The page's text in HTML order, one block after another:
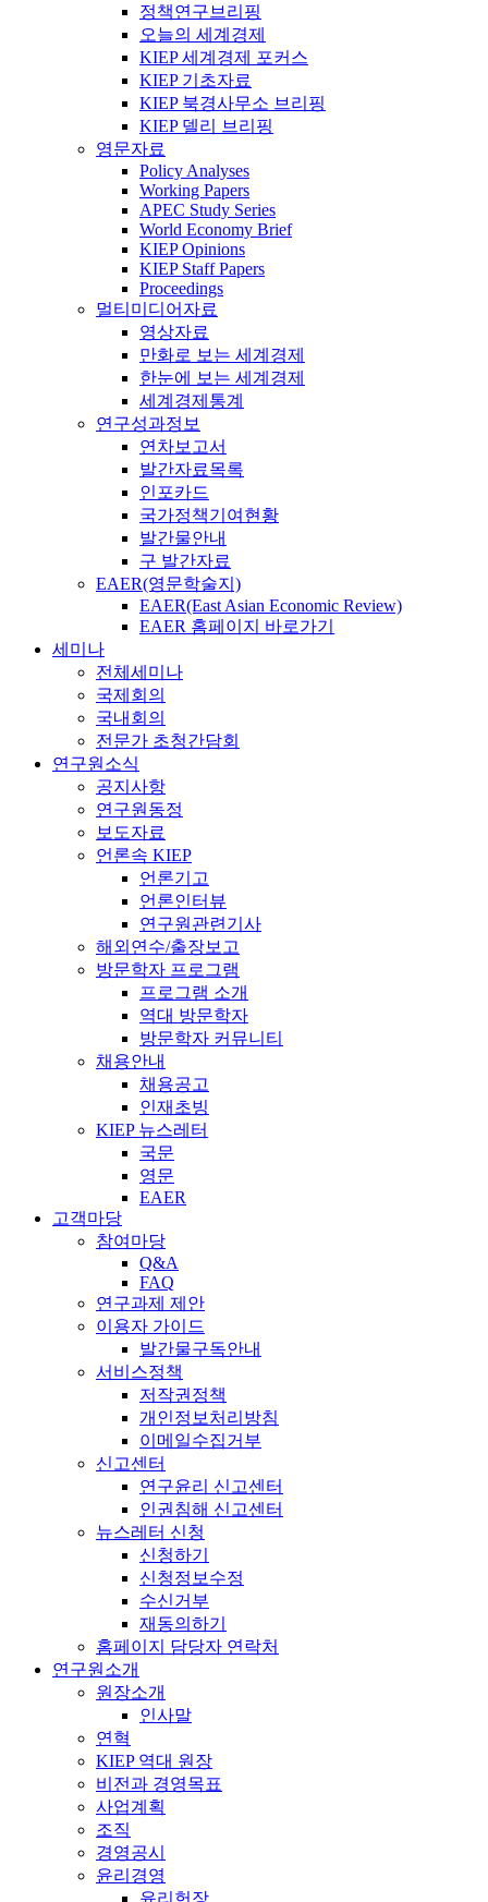
정책연구브리핑
오늘의 세계경제
KIEP 세계경제 포커스
KIEP 기초자료
KIEP 북경사무소 브리핑
KIEP 델리 브리핑
영문자료
Policy Analyses
Working Papers
APEC Study Series
World Economy Brief
KIEP Opinions
KIEP Staff Papers
Proceedings
멀티미디어자료
영상자료
만화로 보는 세계경제
한눈에 보는 세계경제
세계경제통계
연구성과정보
연차보고서
발간자료목록
인포카드
국가정책기여현황
발간물안내
구 발간자료
EAER(영문학술지)
EAER(East Asian Economic Review)
EAER 홈페이지 바로가기
세미나
전체세미나
국제회의
국내회의
전문가 초청간담회
연구원소식
공지사항
연구원동정
보도자료
언론속 KIEP
언론기고
언론인터뷰
연구원관련기사
해외연수/출장보고
방문학자 프로그램
프로그램 소개
역대 방문학자
방문학자 커뮤니티
채용안내
채용공고
인재초빙
KIEP 뉴스레터
국문
영문
EAER
고객마당
참여마당
Q&A
FAQ
연구과제 제안
이용자 가이드
발간물구독안내
서비스정책
저작권정책
개인정보처리방침
이메일수집거부
신고센터
연구윤리 신고센터
인권침해 신고센터
뉴스레터 신청
신청하기
신청정보수정
수신거부
재동의하기
홈페이지 담당자 연락처
연구원소개
원장소개
인사말
연혁
KIEP 역대 원장
비전과 경영목표
사업계획
조직
경영공시
윤리경영
윤리헌장